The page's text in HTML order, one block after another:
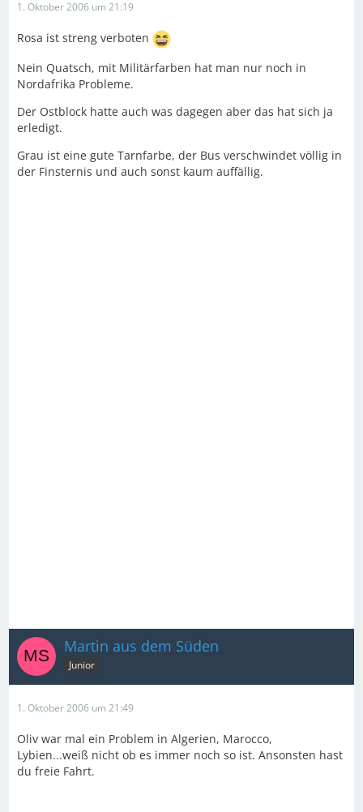
1. Oktober 2006 um 21:19
Rosa ist streng verboten
Nein Quatsch, mit Militärfarben hat man nur noch in
Nordafrika Probleme.
Der Ostblock hatte auch was dagegen aber das hat sich ja
erledigt.
Grau ist eine gute Tarnfarbe, der Bus verschwindet völlig in
der Finsternis und auch sonst kaum auffällig.
Martin aus dem Süden
Junior
1. Oktober 2006 um 21:49
Oliv war mal ein Problem in Algerien, Marocco,
Lybien...weiß nicht ob es immer noch so ist. Ansonsten hast
du freie Fahrt.